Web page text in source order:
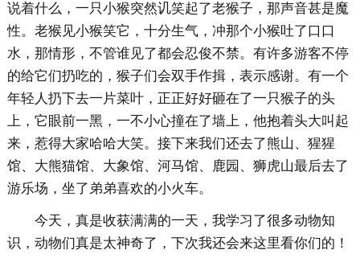
说着什么，一只小猴突然讥笑起了老猴子，那声音甚是魔
性。老猴见小猴笑它，十分生气，冲那个小猴吐了口口
水，那情形，不管谁见了都会忍俊不禁。有许多游客不停
的给它们扔吃的，猴子们会双手作揖，表示感谢。有一个
年轻人扔下去一片菜叶，正正好好砸在了一只猴子的头
上，它眼前一黑，一不小心撞在了墙上，他抱着头大叫起
来，惹得大家哈哈大笑。接下来我们还去了熊山、猩猩
馆、大熊猫馆、大象馆、河马馆、鹿园、狮虎山最后去了
游乐场，坐了弟弟喜欢的小火车。
今天，真是收获满满的一天，我学习了很多动物知
识，动物们真是太神奇了，下次我还会来这里看你们的！